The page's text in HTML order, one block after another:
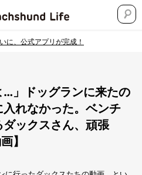
に、公式アプリが完成！
…」ドッグランに来たの
入れなかった。ベンチ
ダックスさん、頑張
】